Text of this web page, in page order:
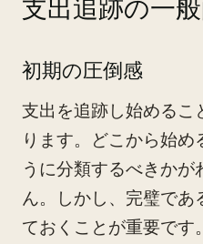
支出追跡の一
初期の圧倒感
支出を追跡し始めるこ
ります。どこから始め
うに分類するべきか
ん。しかし、完璧であ
ておくことが重要です